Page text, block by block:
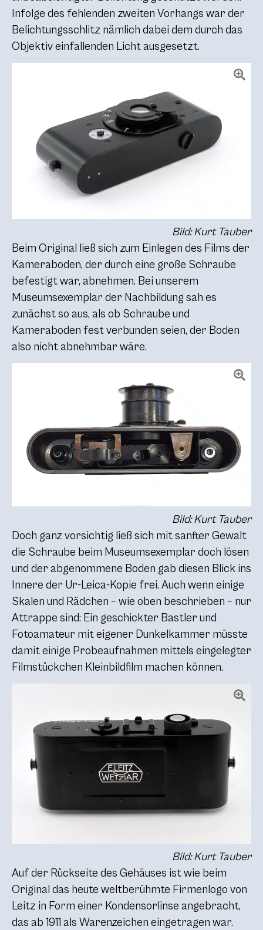
Infolge des fehlenden zweiten Vorhangs war der
Belichtungsschlitz nämlich dabei dem durch das
Objektiv einfallenden Licht ausgesetzt.
Bild: Kurt Tauber
Beim Original ließ sich zum Einlegen des Films der
Kameraboden, der durch eine große Schraube
befestigt war, abnehmen. Bei unserem
Museumsexemplar der Nachbildung sah es
zunächst so aus, als ob Schraube und
Kameraboden fest verbunden seien, der Boden
also nicht abnehmbar wäre.
Bild: Kurt Tauber
Doch ganz vorsichtig ließ sich mit sanfter Gewalt
die Schraube beim Museumsexemplar doch lösen
und der abgenommene Boden gab diesen Blick ins
Innere der Ur-Leica-Kopie frei. Auch wenn einige
Skalen und Rädchen – wie oben beschrieben – nur
Attrappe sind: Ein geschickter Bastler und
Fotoamateur mit eigener Dunkelkammer müsste
damit einige Probeaufnahmen mittels eingelegter
Filmstückchen Kleinbildfilm machen können.
Bild: Kurt Tauber
Auf der Rückseite des Gehäuses ist wie beim
Original das heute weltberühmte Firmenlogo von
Leitz in Form einer Kondensorlinse angebracht,
das ab 1911 als Warenzeichen eingetragen war.